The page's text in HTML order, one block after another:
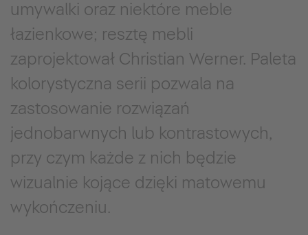
umywalki oraz niektóre meble
łazienkowe; resztę mebli
zaprojektował Christian Werner. Paleta
kolorystyczna serii pozwala na
zastosowanie rozwiązań
jednobarwnych lub kontrastowych,
przy czym każde z nich będzie
wizualnie kojące dzięki matowemu
wykończeniu.